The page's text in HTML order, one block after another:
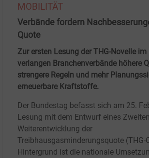
MOBILITÄT
Verbände fordern
Quote
Zur ersten Lesung der THG-Novelle
verlangen Branchenverbände höhere
strengere Regeln und mehr
erneuerbare Kraftstoffe.
Der Bundestag befasst sich am 25.
Lesung mit dem Entwurf eines
Weiterentwicklung der
Treibhausgasminderungsquote (THG-
Hintergrund ist die nationale